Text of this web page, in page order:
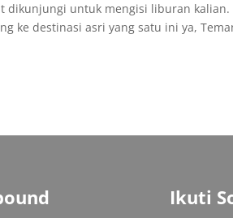
untuk mengisi liburan kalian.
ke destinasi asri yang satu ini ya,
Ikuti